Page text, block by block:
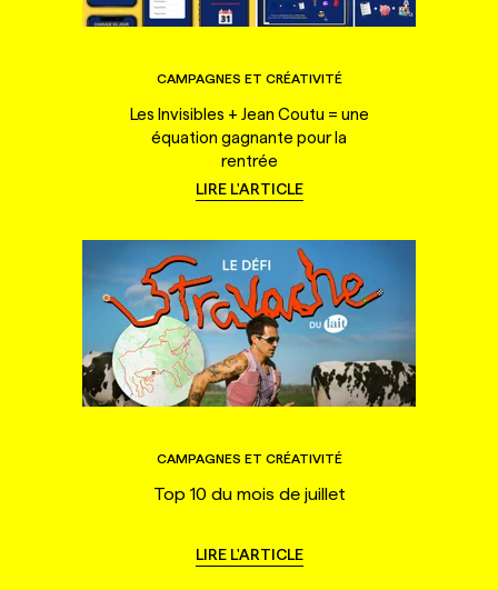
CAMPAGNES ET CRÉATIVITÉ
Les Invisibles + Jean Coutu = une
équation gagnante pour la
rentrée
LIRE L'ARTICLE
CAMPAGNES ET CRÉATIVITÉ
Top 10 du mois de juillet
LIRE L'ARTICLE